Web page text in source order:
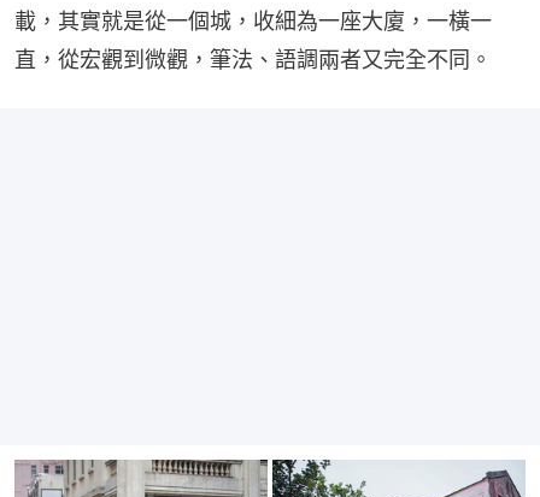
載，其實就是從一個城，收細為一座大廈，一橫一
直，從宏觀到微觀，筆法、語調兩者又完全不同。